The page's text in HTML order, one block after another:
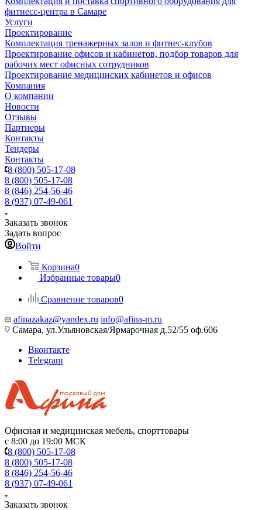
фитнесс-центра в Самаре
Услуги
Проектирование
Комплектация тренажерных залов и фитнес-клубов
Проектирование офисов и кабинетов, подбор товаров для
рабочих мест офисных сотрудников
Проектирование медицинских кабинетов и офисов
Компания
О компании
Новости
Отзывы
Партнеры
Контакты
Тендеры
Контакты
8 (800) 505-17-08
8 (800) 505-17-08
8 (846) 254-56-46
8 (937) 07-49-061
Заказать звонок
Задать вопрос
Войти
Корзина0
Избранные товары0
Сравнение товаров0
afinazakaz@yandex.ru info@afina-m.ru
Самара, ул.Ульяновская/Ярмарочная д.52/55 оф.606
Вконтакте
Telegram
Офисная и медицинская мебель, спорттовары
с 8:00 до 19:00 МСК
8 (800) 505-17-08
8 (800) 505-17-08
8 (846) 254-56-46
8 (937) 07-49-061
Заказать звонок